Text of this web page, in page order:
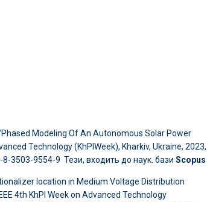
Modeling Of An Autonomous Solar Power
Technology (KhPIWeek), Kharkiv, Ukraine, 2023,
8-3503-9554-9 Тези, входить до наук. бази Scopus
location in Medium Voltage Distribution
4th KhPI Week on Advanced Technology